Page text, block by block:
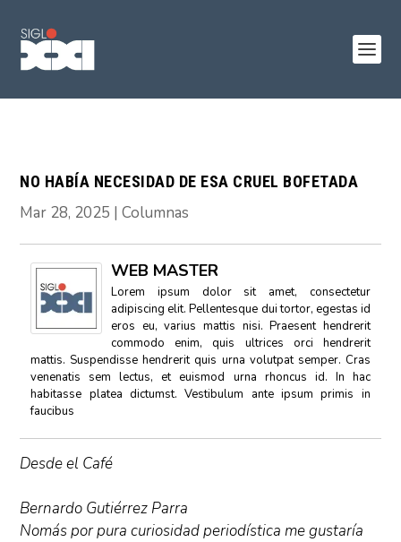
NO HABÍA NECESIDAD DE ESA CRUEL BOFETADA
Mar 28, 2025 |Columnas
WEB MASTER
Lorem ipsum dolor sit amet, consectetur
adipiscing elit. Pellentesque dui tortor, egestas id
eros eu, varius mattis nisi. Praesent hendrerit
commodo enim, quis ultrices orci hendrerit
mattis. Suspendisse hendrerit quis urna volutpat semper. Cras
venenatis sem lectus, et euismod urna rhoncus id. In hac
habitasse platea dictumst. Vestibulum ante ipsum primis in
faucibus
Desde el Café
Bernardo Gutiérrez Parra
Nomás por pura curiosidad periodística me gustaría